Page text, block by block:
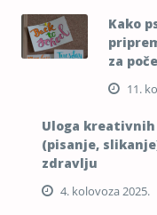
Kako
za
11.
Uloga
(pisanje,
zdravlju
4. kolovoza 2025.